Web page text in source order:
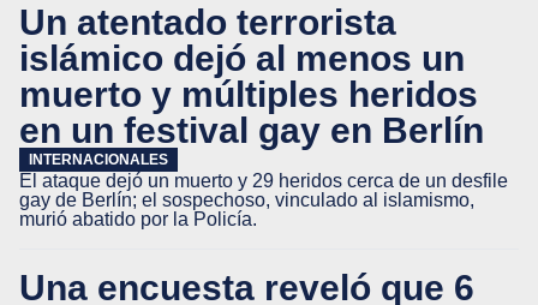
Un atentado terrorista
islámico dejó al menos un
muerto y múltiples heridos
en un festival gay en Berlín
INTERNACIONALES
El ataque dejó un muerto y 29 heridos cerca de un desfile
gay de Berlín; el sospechoso, vinculado al islamismo,
murió abatido por la Policía.
Una encuesta reveló que 6